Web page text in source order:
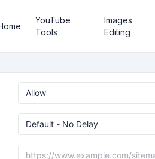
YouTube
Tools
Images
Editing